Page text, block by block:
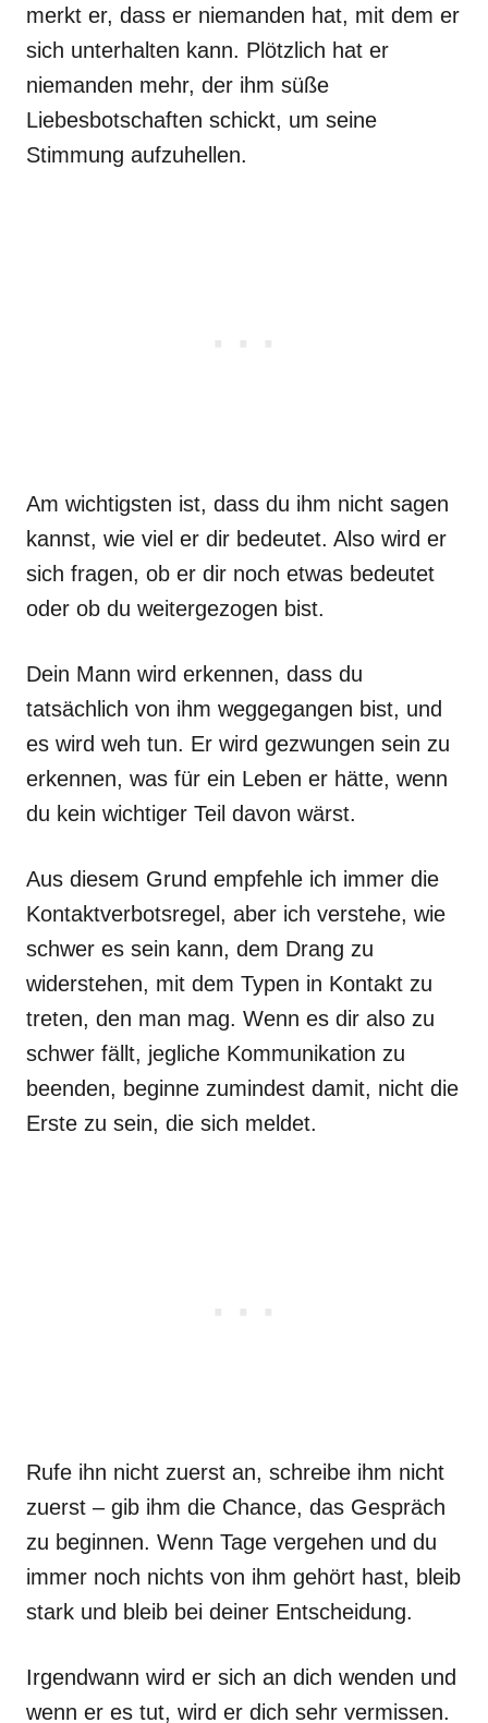
merkt er, dass er niemanden hat, mit dem er
sich unterhalten kann. Plötzlich hat er
niemanden mehr, der ihm süße
Liebesbotschaften schickt, um seine
Stimmung aufzuhellen.
Am wichtigsten ist, dass du ihm nicht sagen
kannst, wie viel er dir bedeutet. Also wird er
sich fragen, ob er dir noch etwas bedeutet
oder ob du weitergezogen bist.
Dein Mann wird erkennen, dass du
tatsächlich von ihm weggegangen bist, und
es wird weh tun. Er wird gezwungen sein zu
erkennen, was für ein Leben er hätte, wenn
du kein wichtiger Teil davon wärst.
Aus diesem Grund empfehle ich immer die
Kontaktverbotsregel, aber ich verstehe, wie
schwer es sein kann, dem Drang zu
widerstehen, mit dem Typen in Kontakt zu
treten, den man mag. Wenn es dir also zu
schwer fällt, jegliche Kommunikation zu
beenden, beginne zumindest damit, nicht die
Erste zu sein, die sich meldet.
Rufe ihn nicht zuerst an, schreibe ihm nicht
zuerst – gib ihm die Chance, das Gespräch
zu beginnen. Wenn Tage vergehen und du
immer noch nichts von ihm gehört hast, bleib
stark und bleib bei deiner Entscheidung.
Irgendwann wird er sich an dich wenden und
wenn er es tut, wird er dich sehr vermissen.